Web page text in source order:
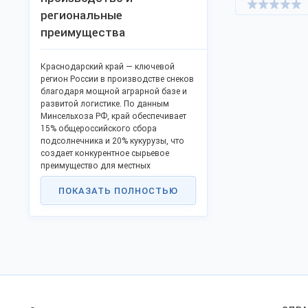
региональные
преимущества
Краснодарский край — ключевой
регион России в производстве снеков
благодаря мощной аграрной базе и
развитой логистике. По данным
Минсельхоза РФ, край обеспечивает
15% общероссийского сбора
подсолнечника и 20% кукурузы, что
создает конкурентное сырьевое
преимущество для местных
производителей. Рост рынка в 2023
году составил 7% (данные РБК),
стимулируемый импортозамещением
и спросом на доступные продукты
2010 г.). Специализация: жареные
ПОКАЗАТЬ ПОЛНОСТЬЮ